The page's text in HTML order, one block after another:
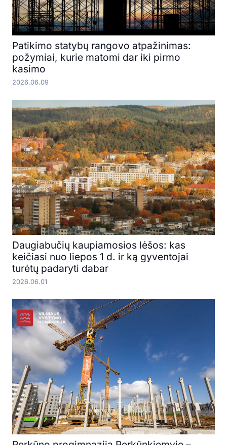
Patikimo statybų rangovo atpažinimas:
požymiai, kurie matomi dar iki pirmo
kasimo
2026.06.09
Daugiabučių kaupiamosios lėšos: kas
keičiasi nuo liepos 1 d. ir ką gyventojai
turėtų padaryti dabar
2026.06.01